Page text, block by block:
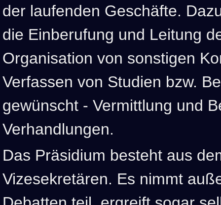
der laufenden Geschäfte.
die Einberufung und Leitung
Organisation von sonstigen
Verfassen von Studien bzw.
gewünscht - Vermittlung und
Verhandlungen.
Das Präsidium besteht aus
Vizesekretären. Es nimmt